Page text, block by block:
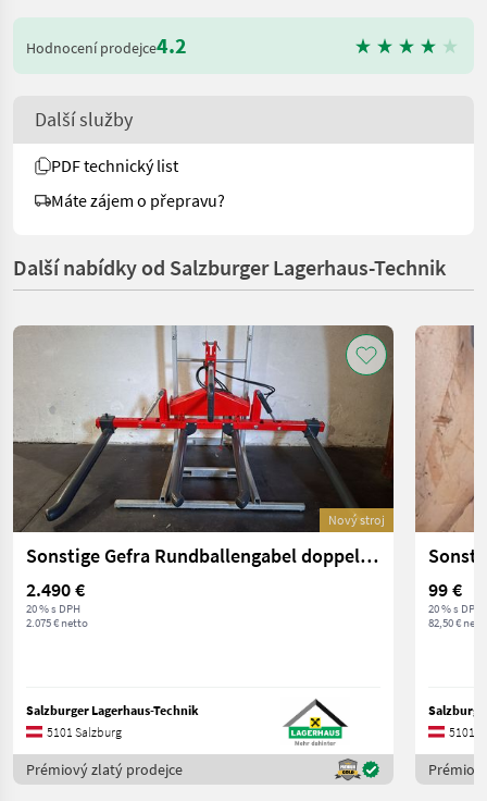
Hodnocení prodejce4.2
Další služby
PDF technický list
Máte zájem o přepravu?
Další nabídky od Salzburger Lagerhaus-Technik
Nový stroj
Sonstige Gefra Rundballengabel doppelt hydraulisch
2.490 €
20 % s DPH
2.075 € netto
Salzburger Lagerhaus-Technik
5101 Salzburg
Prémiový zlatý prodejce
99 €
20 % s DPH
82,50 €
5101